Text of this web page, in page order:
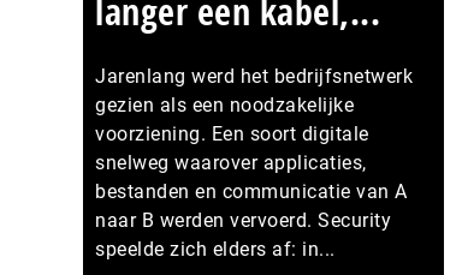
langer een kabel,...
Jarenlang werd het bedrijfsnetwerk
gezien als een noodzakelijke
voorziening. Een soort digitale
snelweg waarover applicaties,
bestanden en communicatie van A
naar B werden vervoerd. Security
speelde zich elders af: in...